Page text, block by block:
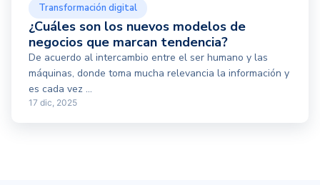
Transformación digital
¿Cuáles son los nuevos modelos de
negocios que marcan tendencia?
De acuerdo al intercambio entre el ser humano y las
máquinas, donde toma mucha relevancia la información y
es cada vez ...
17 dic, 2025